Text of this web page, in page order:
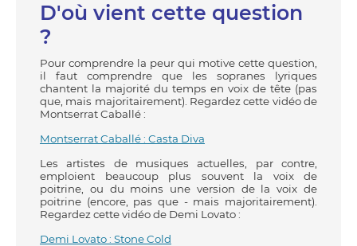
D'où vient cette question
?
Pour comprendre la peur qui motive cette question,
il faut comprendre que les sopranes lyriques
chantent la majorité du temps en voix de tête (pas
que, mais majoritairement). Regardez cette vidéo de
Montserrat Caballé :
Montserrat Caballé : Casta Diva
Les artistes de musiques actuelles, par contre,
emploient beaucoup plus souvent la voix de
poitrine, ou du moins une version de la voix de
poitrine (encore, pas que - mais majoritairement).
Regardez cette vidéo de Demi Lovato :
Demi Lovato : Stone Cold